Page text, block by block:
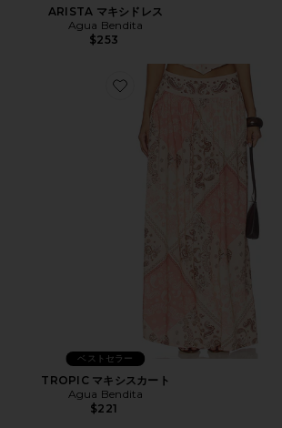
ARISTA マキシドレス
Agua Bendita
$253
Favorite TROPIC マキシスカート
ベストセラー
TROPIC マキシスカート
Agua Bendita
$221